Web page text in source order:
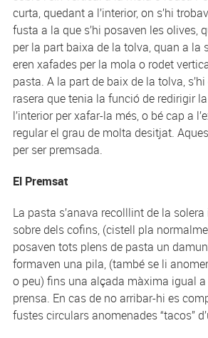
curta, quedant a l’interior, on s’hi
fusta a la que s’hi posaven les olives,
per la part baixa de la tolva, quan a la
eren xafades per la mola o rodet
pasta. A la part de baix de la tolva,
rasera que tenia la funció de redirigir
l’interior per xafar-la més, o bé cap a
regular el grau de molta desitjat.
per ser premsada.
El Premsat
La pasta s’anava recolllint de la
sobre dels cofins, (cistell pla
posaven tots plens de pasta un
formaven una pila, (també se li
o peu) fins una alçada màxima igual
prensa. En cas de no arribar-hi es
fustes circulars anomenades “tacos”